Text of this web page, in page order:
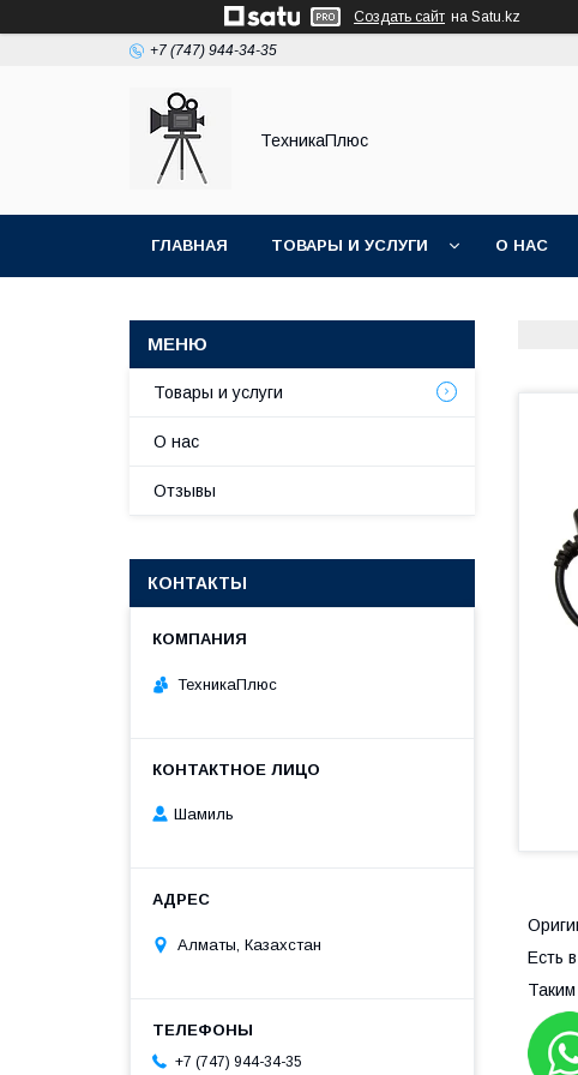
Создать сайт на Satu.kz
+7 (747) 944-34-35
ТехникаПлюс
ГЛАВНАЯ ТОВАРЫ И УСЛУГИ О НАС
Есть
Товары и услуги
О нас
Отзывы
КОНТАКТЫ
ТехникаПлюс
Шамиль
Алматы, Казахстан
+7 (747) 944-34-35